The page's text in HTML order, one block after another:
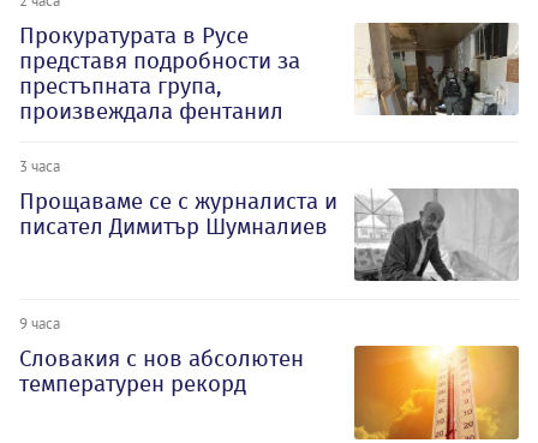
Прокуратурата в Русе
представя подробности за
престъпната група,
произвеждала фентанил
3 часа
Прощаваме се с журналиста и
писател Димитър Шумналиев
9 часа
Словакия с нов абсолютен
температурен рекорд